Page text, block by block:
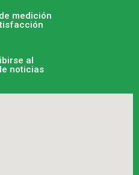
medición
al
noticias